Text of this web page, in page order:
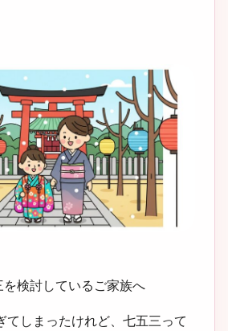
検討しているご家族へ
てしまったけれど、七五三って